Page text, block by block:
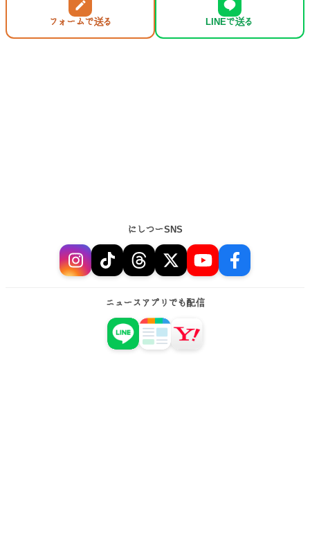
フォームで送る LINEで送る
にしつーSNS
ニュースアプリでも配信